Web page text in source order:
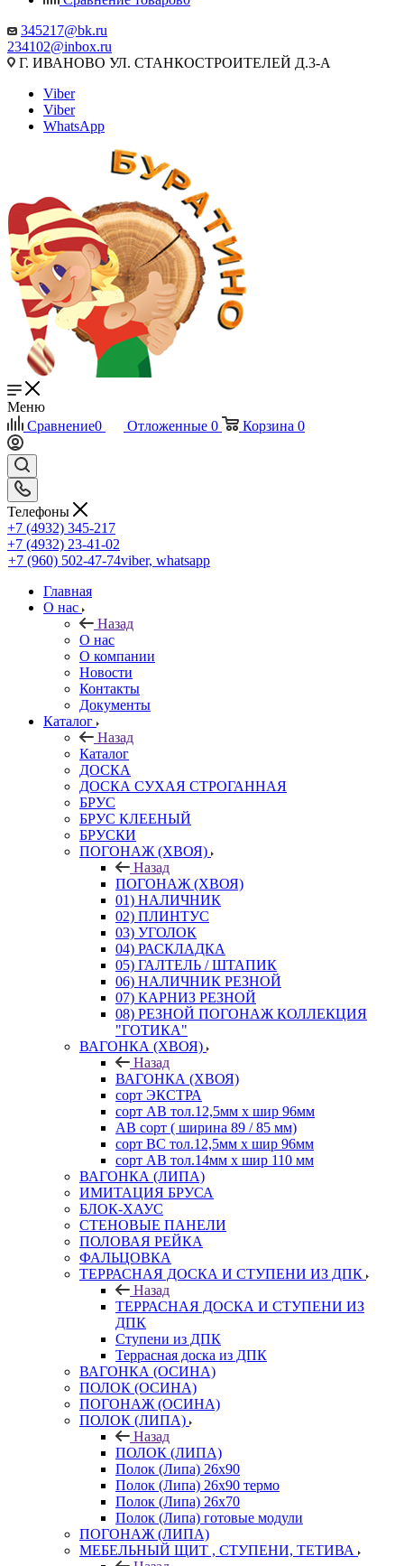
345217@bk.ru
234102@inbox.ru
Г. ИВАНОВО УЛ. СТАНКОСТРОИТЕЛЕЙ Д.3-А
Viber
Viber
WhatsApp
Меню
Сравнение0 Отложенные 0 Корзина 0
Телефоны
+7 (4932) 345-217
+7 (4932) 23-41-02
+7 (960) 502-47-74viber, whatsapp
Главная
О нас
Назад
О нас
О компании
Новости
Контакты
Документы
Каталог
Назад
Каталог
ДОСКА
ДОСКА СУХАЯ СТРОГАННАЯ
БРУС
БРУС КЛЕЕНЫЙ
БРУСКИ
ПОГОНАЖ (ХВОЯ)
Назад
ПОГОНАЖ (ХВОЯ)
01) НАЛИЧНИК
02) ПЛИНТУС
03) УГОЛОК
04) РАСКЛАДКА
05) ГАЛТЕЛЬ / ШТАПИК
06) НАЛИЧНИК РЕЗНОЙ
07) КАРНИЗ РЕЗНОЙ
08) РЕЗНОЙ ПОГОНАЖ КОЛЛЕКЦИЯ
"ГОТИКА"
ВАГОНКА (ХВОЯ)
Назад
ВАГОНКА (ХВОЯ)
сорт ЭКСТРА
сорт АВ тол.12,5мм х шир 96мм
АВ сорт ( ширина 89 / 85 мм)
сорт ВС тол.12,5мм х шир 96мм
сорт АВ тол.14мм х шир 110 мм
ВАГОНКА (ЛИПА)
ИМИТАЦИЯ БРУСА
БЛОК-ХАУС
СТЕНОВЫЕ ПАНЕЛИ
ПОЛОВАЯ РЕЙКА
ФАЛЬЦОВКА
ТЕРРАСНАЯ ДОСКА И СТУПЕНИ ИЗ ДПК
Назад
ТЕРРАСНАЯ ДОСКА И СТУПЕНИ ИЗ
ДПК
Ступени из ДПК
Террасная доска из ДПК
ВАГОНКА (ОСИНА)
ПОЛОК (ОСИНА)
ПОГОНАЖ (ОСИНА)
ПОЛОК (ЛИПА)
Назад
ПОЛОК (ЛИПА)
Полок (Липа) 26х90
Полок (Липа) 26х90 термо
Полок (Липа) 26х70
Полок (Липа) готовые модули
ПОГОНАЖ (ЛИПА)
МЕБЕЛЬНЫЙ ЩИТ , СТУПЕНИ, ТЕТИВА